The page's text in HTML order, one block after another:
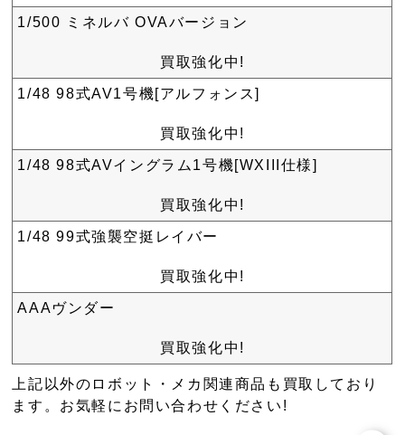
1/500 ミネルバ OVAバージョン
買取強化中!
1/48 98式AV1号機[アルフォンス]
買取強化中!
1/48 98式AVイングラム1号機[WXIII仕様]
買取強化中!
1/48 99式強襲空挺レイバー
買取強化中!
AAAヴンダー
買取強化中!
上記以外のロボット・メカ関連商品も買取しており
ます。お気軽にお問い合わせください!